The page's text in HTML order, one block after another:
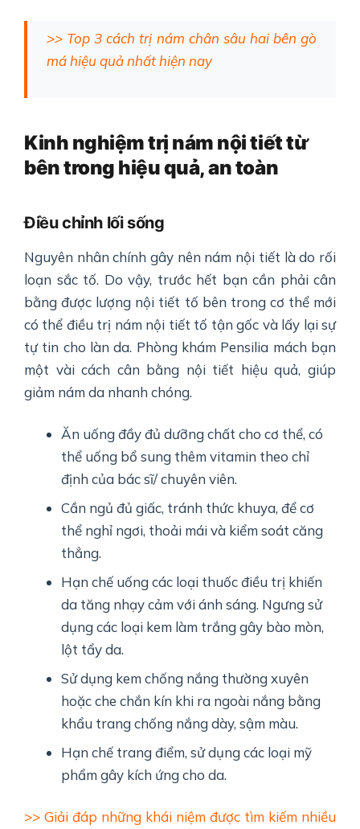
>> Top 3 cách trị nám chân sâu hai bên gò
má hiệu quả nhất hiện nay
Kinh nghiệm trị nám nội tiết từ
bên trong hiệu quả, an toàn
Điều chỉnh lối sống
Nguyên nhân chính gây nên nám nội tiết là do rối
loạn sắc tố. Do vậy, trước hết bạn cần phải cân
bằng được lượng nội tiết tố bên trong cơ thể mới
có thể điều trị nám nội tiết tố tận gốc và lấy lại sự
tự tin cho làn da. Phòng khám Pensilia mách bạn
một vài cách cân bằng nội tiết hiệu quả, giúp
giảm nám da nhanh chóng.
Ăn uống đầy đủ dưỡng chất cho cơ thể, có
thể uống bổ sung thêm vitamin theo chỉ
định của bác sĩ/ chuyên viên.
Cần ngủ đủ giấc, tránh thức khuya, để cơ
thể nghỉ ngơi, thoải mái và kiểm soát căng
thẳng.
Hạn chế uống các loại thuốc điều trị khiến
da tăng nhạy cảm với ánh sáng. Ngưng sử
dụng các loại kem làm trắng gây bào mòn,
lột tẩy da.
Sử dụng kem chống nắng thường xuyên
hoặc che chắn kín khi ra ngoài nắng bằng
khẩu trang chống nắng dày, sậm màu.
Hạn chế trang điểm, sử dụng các loại mỹ
phẩm gây kích ứng cho da.
>> Giải đáp những khái niệm được tìm kiếm nhiều